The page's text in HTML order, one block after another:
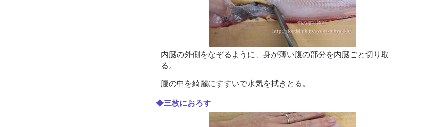
内臓の外側をなぞるように、身が薄い腹の部分を内臓ごと切り取
る。
腹の中を綺麗にすすいで水気を拭きとる。
◆三枚におろす